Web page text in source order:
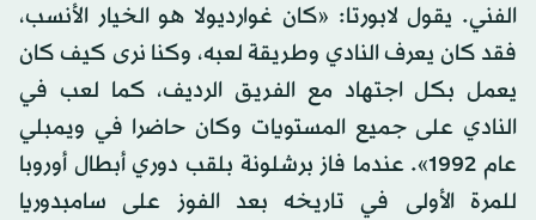
الفني. يقول لابورتا: «كان غوارديولا هو الخيار الأنسب،
فقد كان يعرف النادي وطريقة لعبه، وكنا نرى كيف كان
يعمل بكل اجتهاد مع الفريق الرديف، كما لعب في
النادي على جميع المستويات وكان حاضرا في ويمبلي
عام 1992». عندما فاز برشلونة بلقب دوري أبطال أوروبا
للمرة الأولى في تاريخه بعد الفوز على سامبدوريا